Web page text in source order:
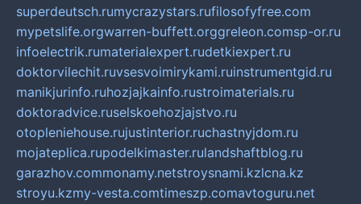
superdeutsch.rumycrazystars.rufilosofyfree.com
mypetslife.orgwarren-buffett.orggreleon.comsp-or.ru
infoelectrik.rumaterialexpert.rudetkiexpert.ru
doktorvilechit.ruvsesvoimirykami.ruinstrumentgid.ru
manikjurinfo.ruhozjajkainfo.rustroimaterials.ru
doktoradvice.ruselskoehozjajstvo.ru
otopleniehouse.rujustinterior.ruchastnyjdom.ru
mojateplica.rupodelkimaster.rulandshaftblog.ru
garazhov.commonamy.netstroysnami.kzlcna.kz
stroyu.kzmy-vesta.comtimeszp.comavtoguru.net